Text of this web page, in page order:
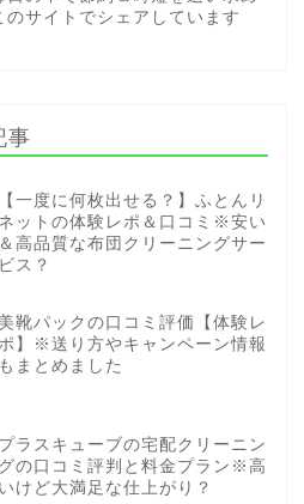
サイトでシェアしています
事
【一度に何枚出せる？】ふとんリ
ネットの体験レポ＆口コミ※安い
＆高品質な布団クリーニングサー
ビス？
美靴パックの口コミ評価【体験レ
ポ】※送り方やキャンペーン情報
もまとめました
プラスキューブの宅配クリーニン
グの口コミ評判と料金プラン※高
いけど大満足な仕上がり？